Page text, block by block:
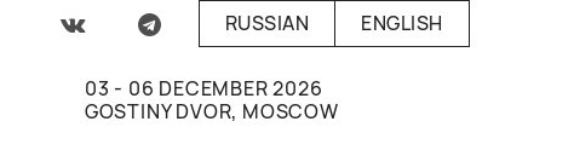
RUSSIAN ENGLISH
03 - 06 DECEMBER 2026
GOSTINY DVOR, MOSCOW